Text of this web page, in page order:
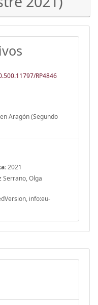
RP4846
Aragón (Segundo
2021
Serrano, Olga
info:eu-